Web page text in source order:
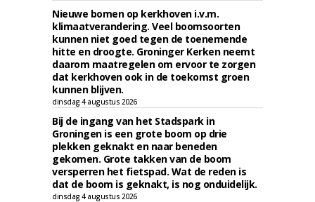
Nieuwe bomen op kerkhoven i.v.m.
klimaatverandering. Veel boomsoorten
kunnen niet goed tegen de toenemende
hitte en droogte. Groninger Kerken neemt
daarom maatregelen om ervoor te zorgen
dat kerkhoven ook in de toekomst groen
kunnen blijven.
dinsdag 4 augustus 2026
Bij de ingang van het Stadspark in
Groningen is een grote boom op drie
plekken geknakt en naar beneden
gekomen. Grote takken van de boom
versperren het fietspad. Wat de reden is
dat de boom is geknakt, is nog onduidelijk.
dinsdag 4 augustus 2026